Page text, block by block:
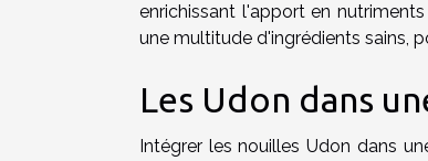
enrichissant l'apport en
une multitude d'ingrédients sains,
Les Udon dans
Intégrer les nouilles Udon dans